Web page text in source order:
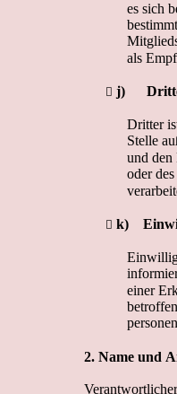
es sich
als
 j) Dritt
Dritter
Stelle
und den
oder
 k) Ein
einer
2. Name und
Verantwortlicher